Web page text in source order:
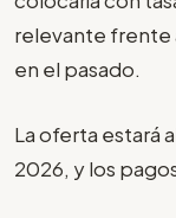
relevante frente
en el pasado.
La oferta estará
2026, y los